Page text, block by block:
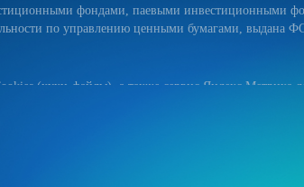
фондами, паевыми инвестиционными
по управлению ценными бумагами, выдана
(куки-файлы), а также сервис Яндекс.Метрика
навигацию и делают посещение сайта более